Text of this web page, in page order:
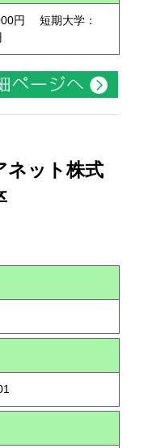
円 短期大学：
ネット株式